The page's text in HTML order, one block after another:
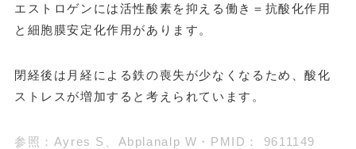
エストロゲンには活性酸素を抑える働き＝抗酸化作用
と細胞膜安定化作用があります。
閉経後は月経による鉄の喪失が少なくなるため、酸化
ストレスが増加すると考えられています。
参照：Ayres S、Abplanalp W・PMID： 9611149